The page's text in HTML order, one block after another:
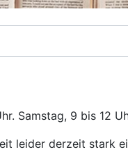
Samstag, 9 bis 12
leider derzeit stark